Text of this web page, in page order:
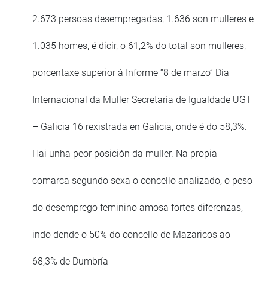
2.673 persoas desempregadas, 1.636 son mulleres e
1.035 homes, é dicir, o 61,2% do total son mulleres,
porcentaxe superior á Informe “8 de marzo” Día
Internacional da Muller Secretaría de Igualdade UGT
– Galicia 16 rexistrada en Galicia, onde é do 58,3%.
Hai unha peor posición da muller. Na propia
comarca segundo sexa o concello analizado, o peso
do desemprego feminino amosa fortes diferenzas,
indo dende o 50% do concello de Mazaricos ao
68,3% de Dumbría